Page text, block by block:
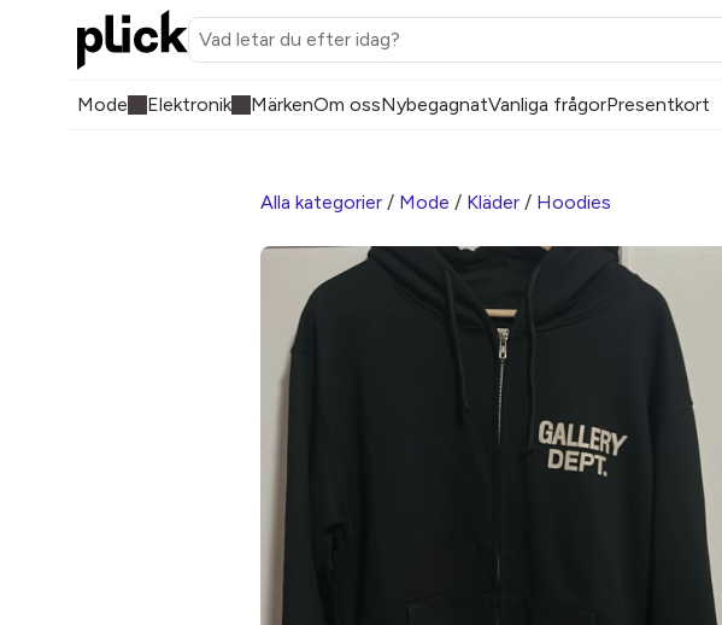
Mode Elektronik MärkenOm ossNybegagnatVanliga frågorPresentkort
Alla kategorier / Mode / Kläder / Hoodies